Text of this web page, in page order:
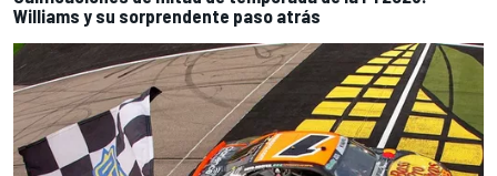
Williams y su sorprendente paso atrás